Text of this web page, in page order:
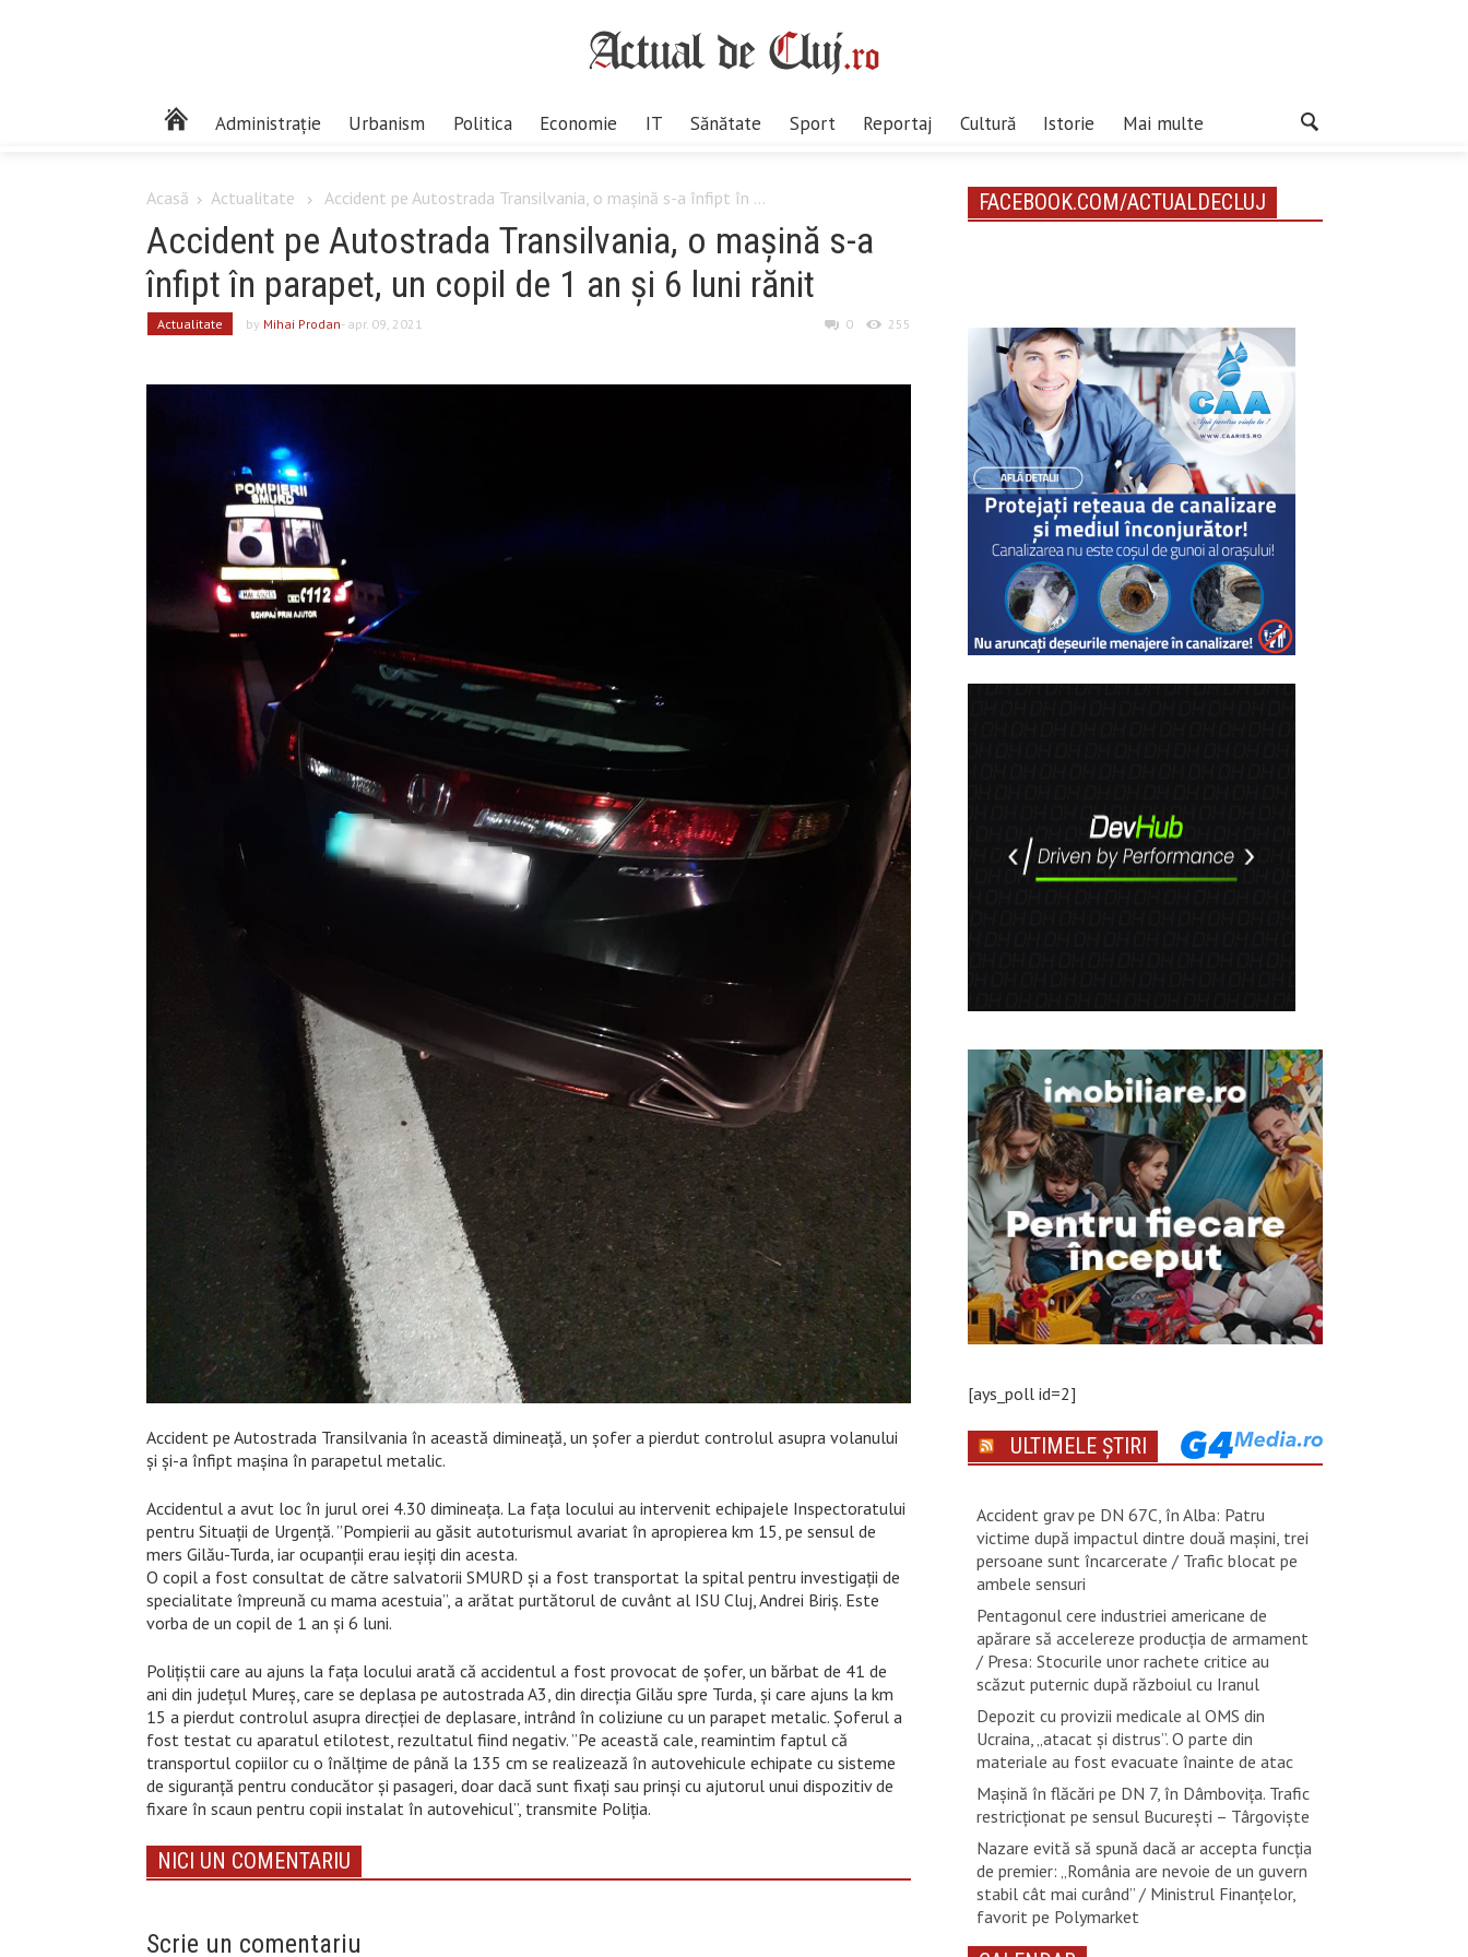
Administrație Urbanism Politica Economie IT Sănătate Sport Reportaj Cultură Istorie Mai multe
Acasă Actualitate Accident pe Autostrada Transilvania, o mașină s-a înfipt în ...
Accident pe Autostrada Transilvania, o mașină s-a
înfipt în parapet, un copil de 1 an și 6 luni rănit
Actualitate by Mihai Prodan- apr. 09, 2021 0 255
Accident pe Autostrada Transilvania în această dimineață, un șofer a pierdut controlul asupra volanului
și și-a înfipt mașina în parapetul metalic.
Accidentul a avut loc în jurul orei 4.30 dimineața. La fața locului au intervenit echipajele Inspectoratului
pentru Situații de Urgență. ”Pompierii au găsit autoturismul avariat în apropierea km 15, pe sensul de
mers Gilău-Turda, iar ocupanții erau ieșiți din acesta.
O copil a fost consultat de către salvatorii SMURD și a fost transportat la spital pentru investigații de
specialitate împreună cu mama acestuia”, a arătat purtătorul de cuvânt al ISU Cluj, Andrei Biriș. Este
vorba de un copil de 1 an și 6 luni.
Polițiștii care au ajuns la fața locului arată că accidentul a fost provocat de șofer, un bărbat de 41 de
ani din județul Mureș, care se deplasa pe autostrada A3, din direcția Gilău spre Turda, și care ajuns la km
15 a pierdut controlul asupra direcției de deplasare, intrând în coliziune cu un parapet metalic. Șoferul a
fost testat cu aparatul etilotest, rezultatul fiind negativ. ”Pe această cale, reamintim faptul că
transportul copiilor cu o înălţime de până la 135 cm se realizează în autovehicule echipate cu sisteme
de siguranţă pentru conducător şi pasageri, doar dacă sunt fixaţi sau prinşi cu ajutorul unui dispozitiv de
fixare în scaun pentru copii instalat în autovehicul”, transmite Poliția.
NICI UN COMENTARIU
Scrie un comentariu
FACEBOOK.COM/ACTUALDECLUJ
[ays_poll id=2]
ULTIMELE ȘTIRI
Accident grav pe DN 67C, în Alba: Patru
victime după impactul dintre două mașini, trei
persoane sunt încarcerate / Trafic blocat pe
ambele sensuri
Pentagonul cere industriei americane de
apărare să accelereze producția de armament
/ Presa: Stocurile unor rachete critice au
scăzut puternic după războiul cu Iranul
Depozit cu provizii medicale al OMS din
Ucraina, „atacat și distrus”. O parte din
materiale au fost evacuate înainte de atac
Mașină în flăcări pe DN 7, în Dâmbovița. Trafic
restricționat pe sensul București – Târgoviște
Nazare evită să spună dacă ar accepta funcția
de premier: „România are nevoie de un guvern
stabil cât mai curând” / Ministrul Finanțelor,
favorit pe Polymarket